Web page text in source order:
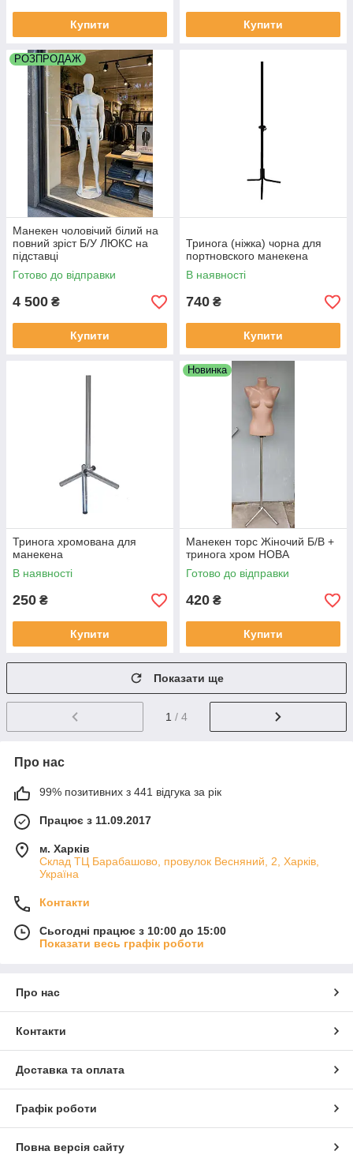
Купити Купити
РОЗПРОДАЖ
Манекен чоловічий білий на
повний зріст Б/У ЛЮКС на
підставці
Готово до відправки
4 500 ₴
Купити
Тринога (ніжка) чорна для
портновского манекена
В наявності
740 ₴
Купити
Тринога хромована для
манекена
В наявності
250 ₴
Купити
Новинка
Манекен торс Жіночий Б/В +
тринога хром НОВА
Готово до відправки
420 ₴
Купити
Показати ще
1 / 4
Про нас
99% позитивних з 441 відгука за рік
Працює з 11.09.2017
м. Харків
Склад ТЦ Барабашово, провулок Весняний, 2, Харків,
Україна
Контакти
Сьогодні працює з 10:00 до 15:00
Показати весь графік роботи
Про нас
Контакти
Доставка та оплата
Графік роботи
Повна версія сайту